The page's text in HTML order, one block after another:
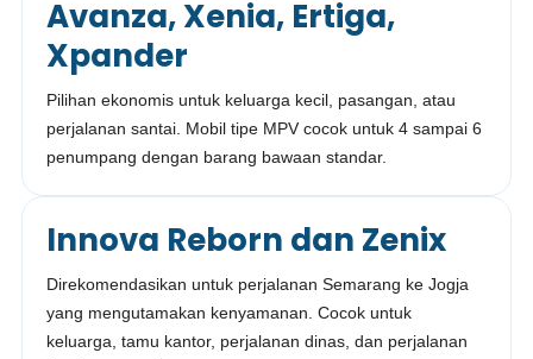
Avanza, Xenia, Ertiga,
Xpander
Pilihan ekonomis untuk keluarga kecil, pasangan, atau
perjalanan santai. Mobil tipe MPV cocok untuk 4 sampai 6
penumpang dengan barang bawaan standar.
Innova Reborn dan Zenix
Direkomendasikan untuk perjalanan Semarang ke Jogja
yang mengutamakan kenyamanan. Cocok untuk
keluarga, tamu kantor, perjalanan dinas, dan perjalanan